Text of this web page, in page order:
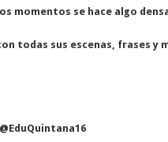
momentos se hace algo
todas sus escenas, frases y